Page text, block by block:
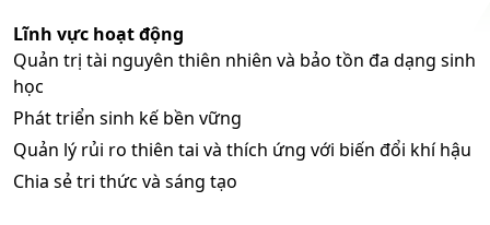
Lĩnh vực hoạt động
Quản trị tài nguyên thiên nhiên và bảo tồn đa dạng sinh
học
Phát triển sinh kế bền vững
Quản lý rủi ro thiên tai và thích ứng với biến đổi khí hậu
Chia sẻ tri thức và sáng tạo